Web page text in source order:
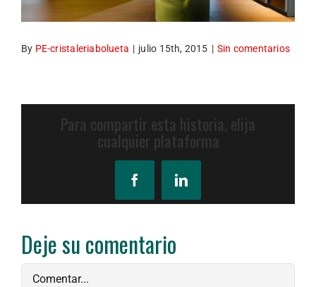
By PE-cristaleriabolueta | julio 15th, 2015 | Sin comentarios
Para compartir esta historia, elija
cualquier plataforma
FacebookLinkedIn
Deje su comentario